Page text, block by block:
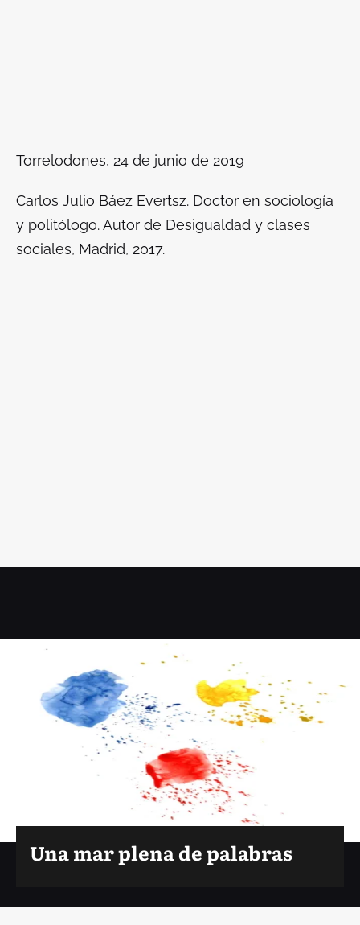
Torrelodones, 24 de junio de 2019
Carlos Julio Báez Evertsz. Doctor en sociología
y politólogo. Autor de Desigualdad y clases
sociales, Madrid, 2017.